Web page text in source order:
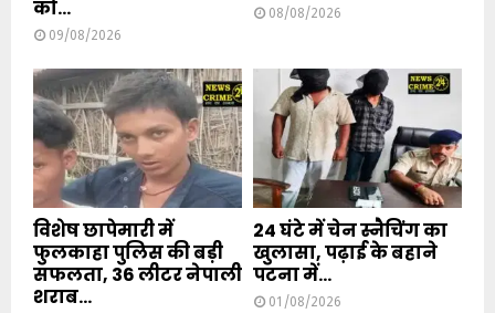
को...
09/08/2026
08/08/2026
विशेष छापेमारी में
फुलकाहा पुलिस की बड़ी
सफलता, 36 लीटर नेपाली
शराब...
24 घंटे में चेन स्नैचिंग का
खुलासा, पढ़ाई के बहाने
पटना में...
01/08/2026